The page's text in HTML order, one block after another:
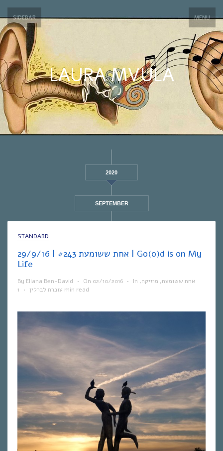
SIDEBAR MENU
LAURA MVULA
2020
SEPTEMBER
STANDARD
אחת ששומעת #243 | 29/9/16 | Go(o)d is on My
Life
By Eliana Ben-David • On 02/10/2016 • In אחת ששומעת, מוזיקה,
עוברת לברלין
• 1 min read